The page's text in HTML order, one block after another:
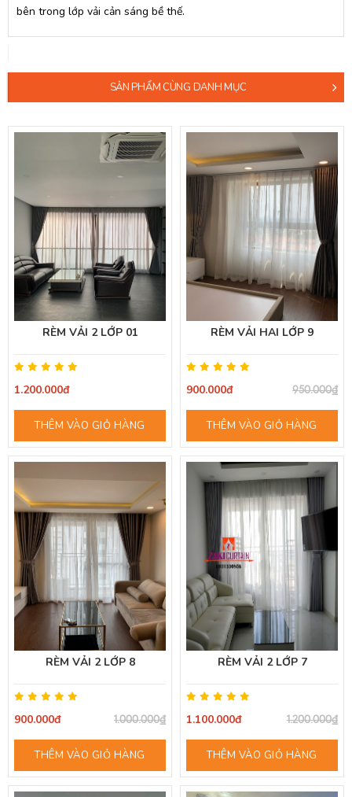
bên trong lớp vải cản sáng bề thế.
SẢN PHẨM CÙNG DANH MỤC
RÈM VẢI 2 LỚP 01
1.200.000đ
THÊM VÀO GIỎ HÀNG
RÈM VẢI HAI LỚP 9
900.000đ 950.000₫
THÊM VÀO GIỎ HÀNG
RÈM VẢI 2 LỚP 8
900.000đ 1.000.000₫
THÊM VÀO GIỎ HÀNG
RÈM VẢI 2 LỚP 7
1.100.000đ 1.200.000₫
THÊM VÀO GIỎ HÀNG